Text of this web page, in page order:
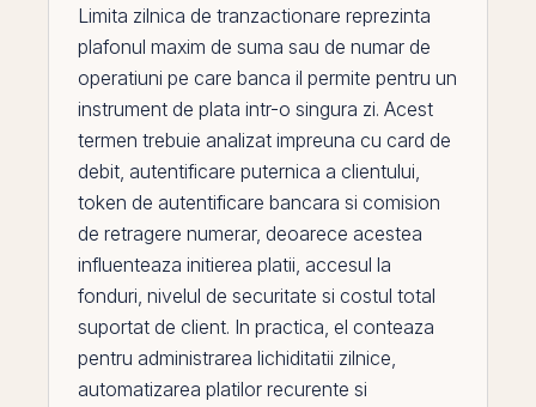
Limita zilnica de tranzactionare reprezinta
plafonul maxim de suma sau de numar de
operatiuni pe care banca il permite pentru un
instrument de plata intr-o singura zi. Acest
termen trebuie analizat impreuna cu card de
debit, autentificare puternica a clientului,
token de autentificare bancara si comision
de retragere numerar, deoarece acestea
influenteaza initierea platii, accesul la
fonduri, nivelul de securitate si costul total
suportat de client. In practica, el conteaza
pentru administrarea lichiditatii zilnice,
automatizarea platilor recurente si